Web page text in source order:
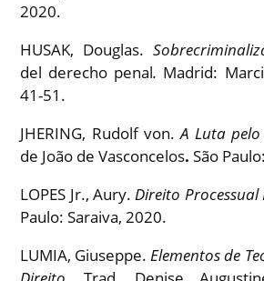
2020.
HUSAK, Douglas.
del derecho penal. Madrid:
41-51.
JHERING, Rudolf von.A Luta
de João de Vasconcelos.São
LOPES Jr., Aury.Direito Processual
Paulo: Saraiva, 2020.
LUMIA, Giuseppe.Elementos de